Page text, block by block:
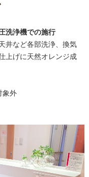
洗浄機での施行
井など各部洗浄、換気
上げに天然オレンジ成
象外